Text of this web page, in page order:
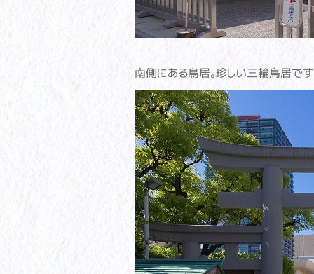
南側にある鳥居。珍しい三輪鳥居です